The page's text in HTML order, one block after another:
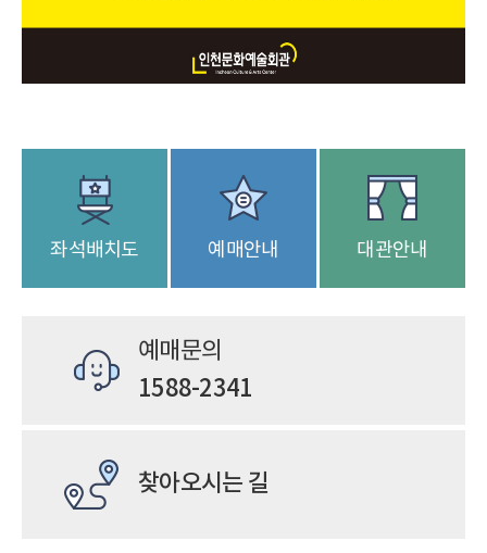
좌석배치도 예매안내 대관안내
예매문의
1588-2341
찾아오시는 길